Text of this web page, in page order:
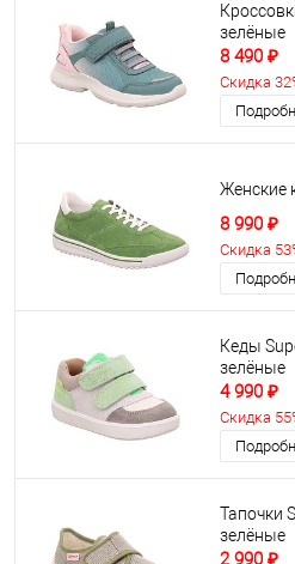
зелёные
8 490 ₽
Скидка
Женские
8 990 ₽
Скидка
Кеды
зелёные
4 990 ₽
Скидка
Тапочки
зелёные
2 990 ₽